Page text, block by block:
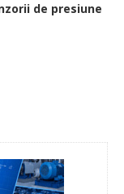
de presiune